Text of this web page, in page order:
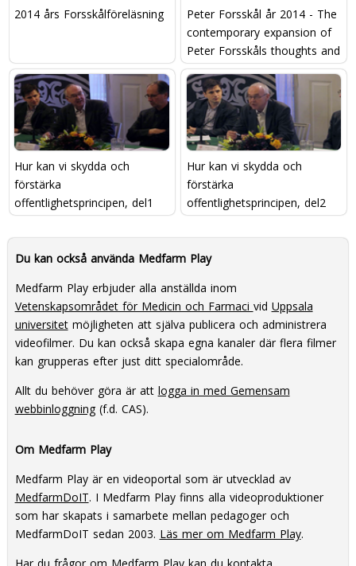
2014 års Forsskålföreläsning
Peter Forsskål år 2014 - The
contemporary expansion of
Peter Forsskåls thoughts and
ideas throughout the world
Hur kan vi skydda och
förstärka
offentlighetsprincipen, del1
Hur kan vi skydda och
förstärka
offentlighetsprincipen, del2
Du kan också använda Medfarm Play
Medfarm Play erbjuder alla anställda inom
Vetenskapsområdet för Medicin och Farmaci vid Uppsala
universitetmöjligheten att själva publicera och administrera
videofilmer. Du kan också skapa egna kanaler där flera filmer
kan grupperas efter just ditt specialområde.
Allt du behöver göra är att logga in med Gemensam
webbinloggning(f.d. CAS).
Om Medfarm Play
Medfarm Play är en videoportal som är utvecklad av
MedfarmDoIT. I Medfarm Play finns alla videoproduktioner
som har skapats i samarbete mellan pedagoger och
MedfarmDoIT sedan 2003. Läs mer om Medfarm Play.
Har du frågor om Medfarm Play kan du kontakta